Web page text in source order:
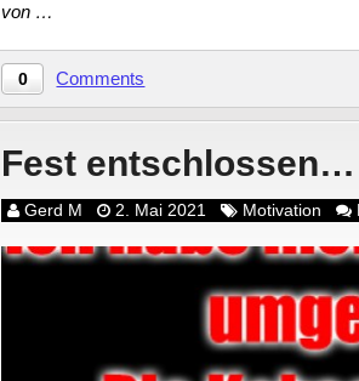
von …
0 Comments
Fest entschlossen…
Gerd M 2. Mai 2021 Motivation